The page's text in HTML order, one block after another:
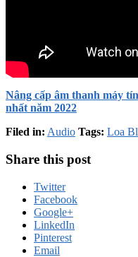
Nâng cấp âm thanh máy
nhất năm 2022
Filed in: Audio Tags: Loa
Share this post
Twitter
Facebook
Google+
LinkedIn
Pinterest
Email